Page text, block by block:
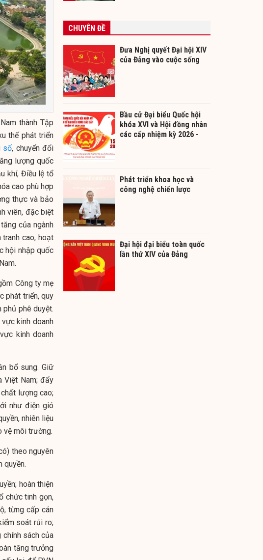
thành Tập
thế phát triển
số, chuyển đổi
lượng quốc
khí, Điều lệ tổ
cao phù hợp
thực và bảo
viên, đặc biệt
của ngành
cao, hoạt
hội nhập quốc
Công ty mẹ
phát triển, quy
phủ phê duyệt.
kinh doanh
kinh doanh
bổ sung. Giữ
Việt Nam; đẩy
lượng cao;
như điện gió
nhiên liệu
vệ môi trường.
theo nguyên
quyền.
hoàn thiện
chức tinh gọn,
từng cấp cán
soát rủi ro;
sách của
tăng trưởng
CHUYÊN ĐỀ
Đưa Nghị quyết Đại hội XIV
của Đảng vào cuộc sống
Bầu cử Đại biểu Quốc hội
khóa XVI và Hội đồng nhân
các cấp nhiệm kỳ 2026 -
Phát triển khoa học và
công nghệ chiến lược
Đại hội đại biểu toàn quốc
lần thứ XIV của Đảng